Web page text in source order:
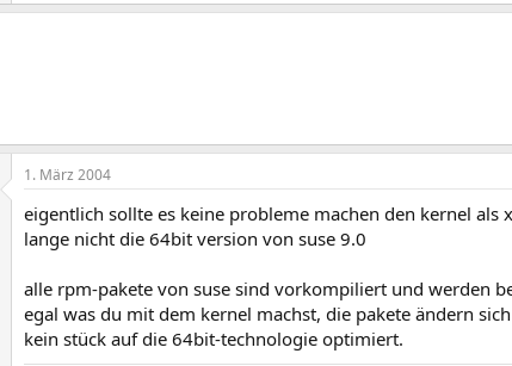
1. März 2004
eigentlich sollte es keine probleme machen den kernel
lange nicht die 64bit version von suse 9.0
alle rpm-pakete von suse sind vorkompiliert und werden
egal was du mit dem kernel machst, die pakete ändern
kein stück auf die 64bit-technologie optimiert.